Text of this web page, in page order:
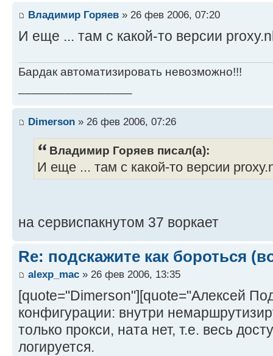
Владимир Горяев » 26 фев 2006, 07:20
И еще ... там с какой-то версии
Бардак автоматизировать невозможно!!!
Dimerson » 26 фев 2006, 07:26
Владимир Горяев писал(а):
И еще ... там с какой-то версии
на сервиспакнутом 37 воркает
Re: подскажите как бороться
alexp_mac » 26 фев 2006, 13:35
[quote="Dimerson"][quote="Алексей
конфигурации: внутри
только прокси, ната нет, т.е. весь
логируется.